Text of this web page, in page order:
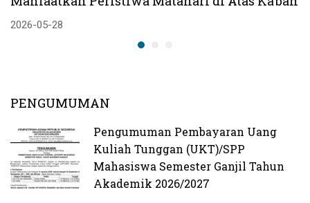
2026-05-28
PENGUMUMAN
Pengumuman Pembayaran Uang
Kuliah Tunggan (UKT)/SPP
Mahasiswa Semester Ganjil Tahun
Akademik 2026/2027